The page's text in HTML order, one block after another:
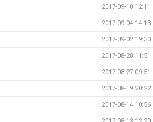
2017-09-10 12:11
2017-09-04 14:13
2017-09-02 19:30
2017-08-28 11:51
2017-08-27 09:51
2017-08-19 20:22
2017-08-14 10:56